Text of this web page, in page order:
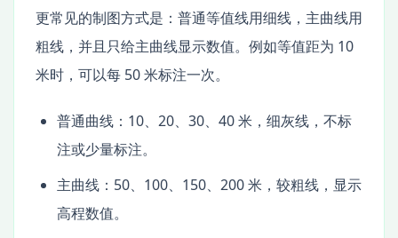
更常见的制图方式是：普通等值线用细线，主曲线用
粗线，并且只给主曲线显示数值。例如等值距为 10
米时，可以每 50 米标注一次。
普通曲线：10、20、30、40 米，细灰线，不标
注或少量标注。
主曲线：50、100、150、200 米，较粗线，显示
高程数值。